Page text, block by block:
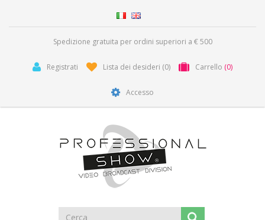
Spedizione gratuita per ordini superiori a € 500
Registrati Lista dei desideri (0) Carrello (0)
Accesso